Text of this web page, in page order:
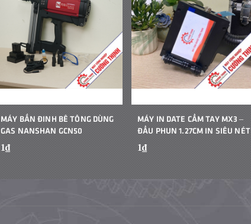
MÁY BẮN ĐINH BÊ TÔNG DÙNG
GAS NANSHAN GCN50
1₫
MÁY IN DATE CẦM TAY MX3 –
ĐẦU PHUN 1.27CM IN SIÊU NÉT
1₫